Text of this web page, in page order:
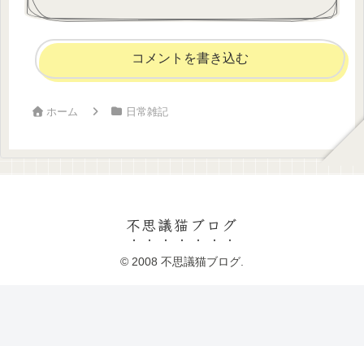
コメントを書き込む
ホーム 日常雑記
不思議猫ブログ
© 2008 不思議猫ブログ.